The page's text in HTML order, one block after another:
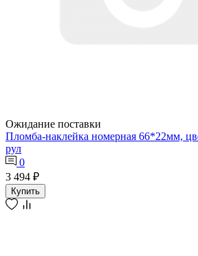
Ожидание поставки
Пломба-наклейка номерная 66*22мм,
рул
0
3 494 ₽
Купить